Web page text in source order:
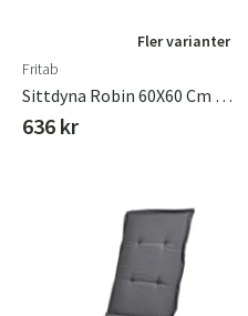
Fler varianter
Fritab
Sittdyna Robin 60X60 Cm Lightgrey
636 kr